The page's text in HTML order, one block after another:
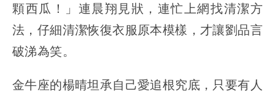
顆西瓜！」連晨翔見狀，連忙上網找清潔方
法，仔細清潔恢復衣服原本模樣，才讓劉品言
破涕為笑。
金牛座的楊晴坦承自己愛追根究底，只要有人